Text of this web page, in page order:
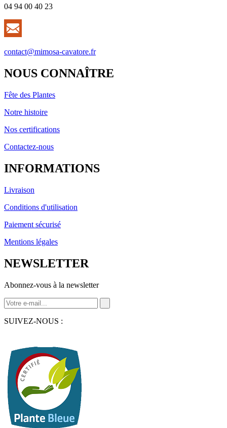
04 94 00 40 23
contact@mimosa-cavatore.fr
NOUS CONNAÎTRE
Fête des Plantes
Notre histoire
Nos certifications
Contactez-nous
INFORMATIONS
Livraison
Conditions d'utilisation
Paiement sécurisé
Mentions légales
NEWSLETTER
Abonnez-vous à la newsletter
SUIVEZ-NOUS :